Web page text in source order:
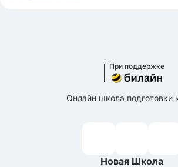
При поддержке
Онлайн школа подготовки
Новая Школа